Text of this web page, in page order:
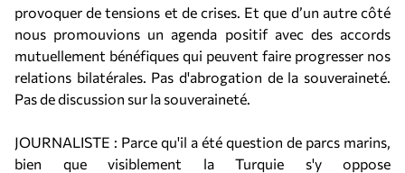
provoquer de tensions et de crises. Et que d’un autre côté
nous promouvions un agenda positif avec des accords
mutuellement bénéfiques qui peuvent faire progresser nos
relations bilatérales. Pas d'abrogation de la souveraineté.
Pas de discussion sur la souveraineté.
JOURNALISTE : Parce qu'il a été question de parcs marins,
bien que visiblement la Turquie s'y oppose